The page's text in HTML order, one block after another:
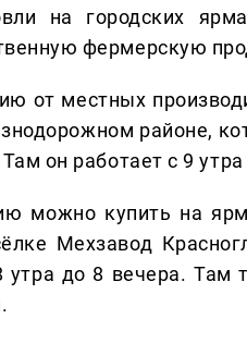
на городских
фермерскую
от местных
районе,
он работает с 9
можно купить на
Мехзавод
утра до 8 вечера.